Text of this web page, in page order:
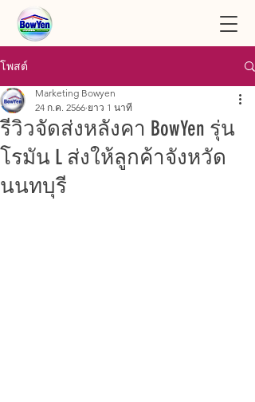
โพสต์
รีวิวจัดส่งหลังคา BowYen รุ่น
โรมัน L ส่งให้ลูกค้าจังหวัด
นนทบุรี
Marketing Bowyen
24 ก.ค. 2566 ยาว 1 นาที